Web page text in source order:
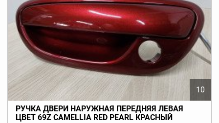
10
РУЧКА ДВЕРИ НАРУЖНАЯ ПЕРЕДНЯЯ ЛЕВАЯ
ЦВЕТ 69Z CAMELLIA RED PEARL КРАСНЫЙ